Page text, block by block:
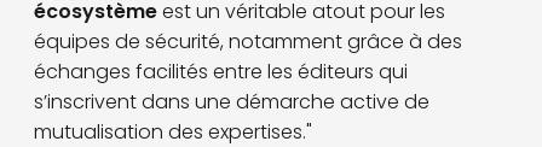
écosystèmeest un véritable atout pour les
équipes de sécurité, notamment grâce à des
échanges facilités entre les éditeurs qui
s’inscrivent dans une démarche active de
mutualisation des expertises."